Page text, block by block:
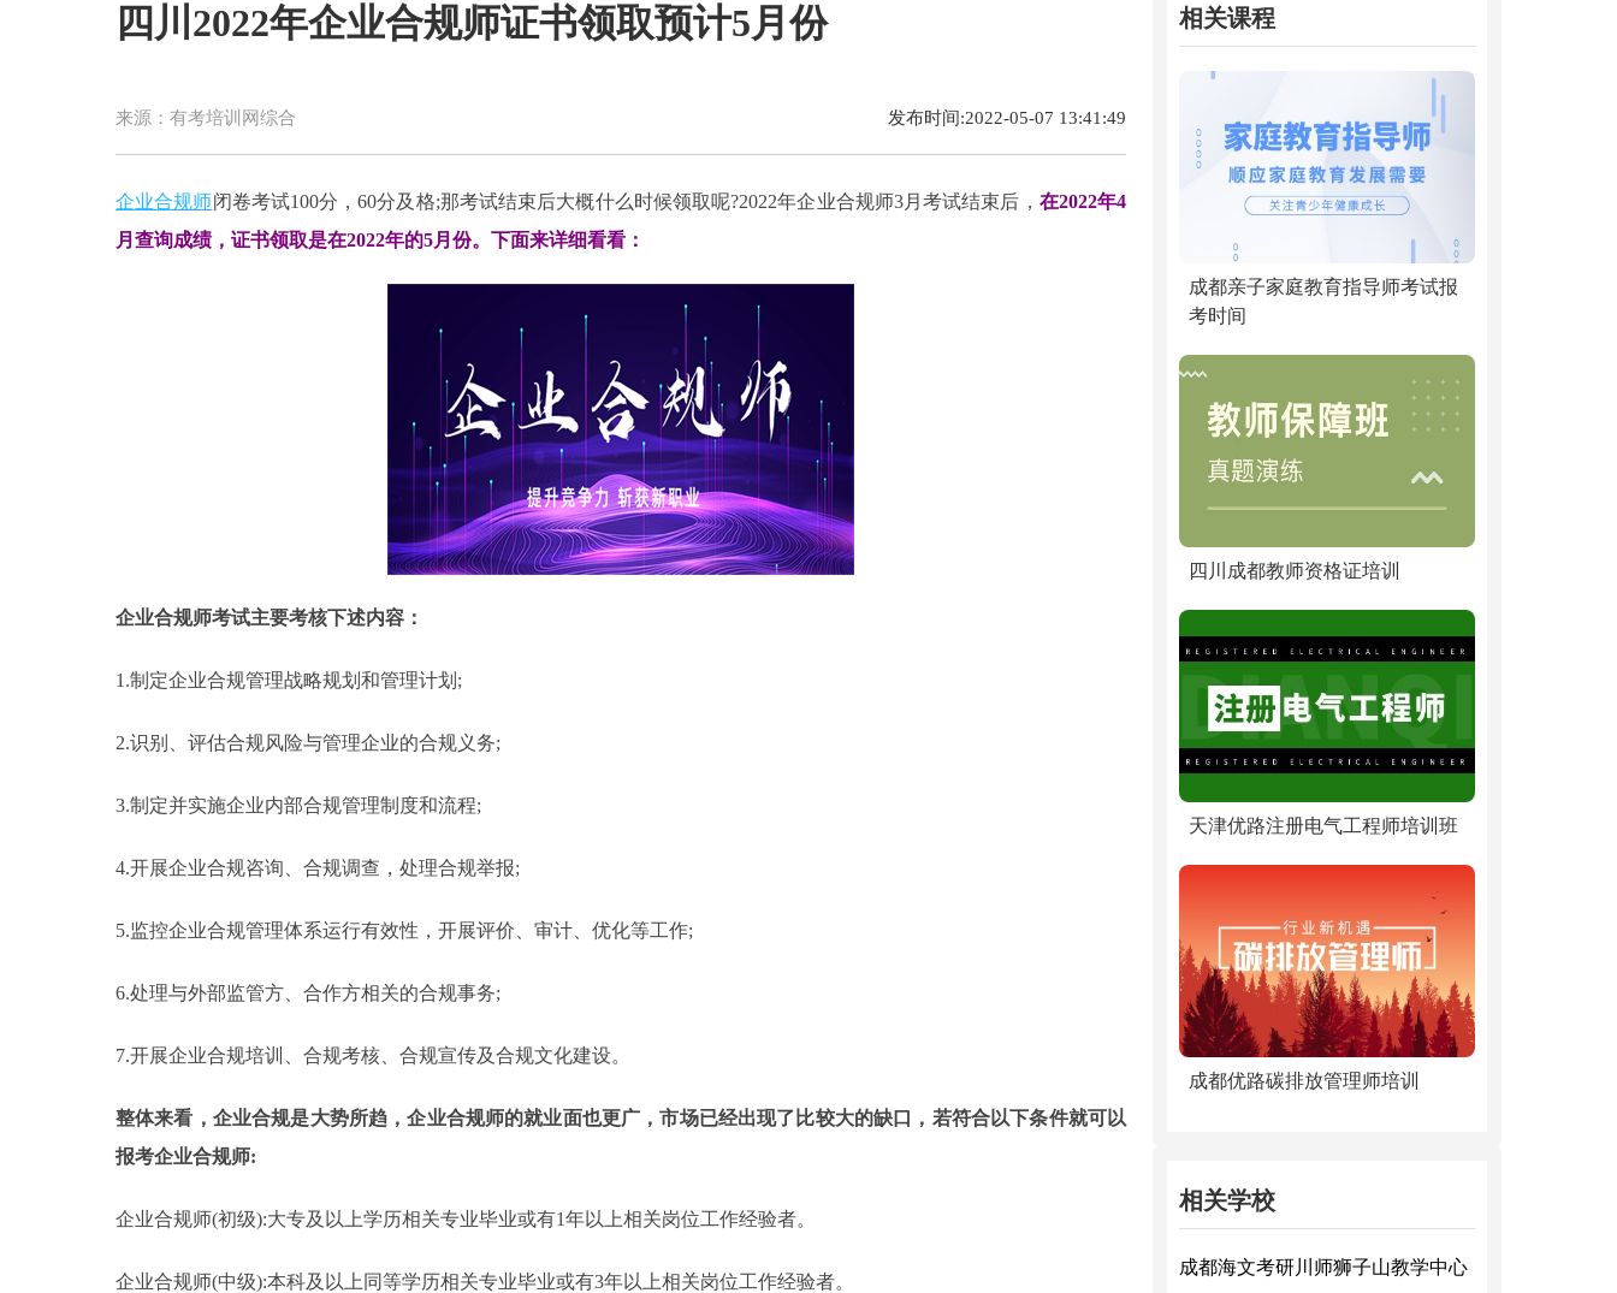
四川2022年企业合规师证书领取预计5月份
发布时间:2022-05-07 13:41:49
来源： 有考培训网综合
企业合规师闭卷考试100分，60分及格;那考试结束后大概什么时候领取呢?2022年企业合规师3月考试结束后， 在2022年4
月查询成绩，证书领取是在2022年的5月份。下面来详细看看：
企业合规师考试主要考核下述内容：
1.制定企业合规管理战略规划和管理计划;
2.识别、评估合规风险与管理企业的合规义务;
3.制定并实施企业内部合规管理制度和流程;
4.开展企业合规咨询、合规调查，处理合规举报;
5.监控企业合规管理体系运行有效性，开展评价、审计、优化等工作;
6.处理与外部监管方、合作方相关的合规事务;
7.开展企业合规培训、合规考核、合规宣传及合规文化建设。
整体来看，企业合规是大势所趋，企业合规师的就业面也更广，市场已经出现了比较大的缺口，若符合以下条件就可以
报考企业合规师:
企业合规师(初级):大专及以上学历相关专业毕业或有1年以上相关岗位工作经验者。
企业合规师(中级):本科及以上同等学历相关专业毕业或有3年以上相关岗位工作经验者。
相关课程
成都亲子家庭教育指导师考试报
考时间
四川成都教师资格证培训
天津优路注册电气工程师培训班
成都优路碳排放管理师培训
相关学校
成都海文考研川师狮子山教学中心